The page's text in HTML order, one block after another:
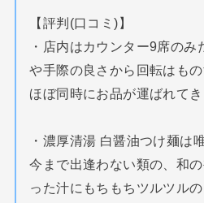
【評判(口コミ)】
・店内はカウンター9席の
や手際の良さから回転はも
ほぼ同時にお品が運ばれてき
・濃厚清湯 白醤油つけ麺は
今まで出逢わない類の、和
った汁にもちもちツルツル